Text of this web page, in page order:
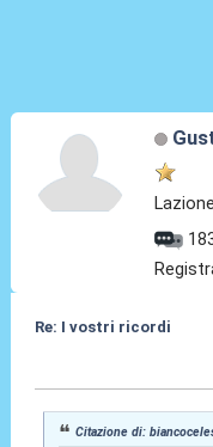
Re: I vostri ricordi
Citazione di: